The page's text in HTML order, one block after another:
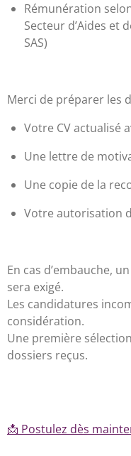
Rémunération
Secteur d’Aides et
SAS)
Merci de préparer les
Votre CV actualisé
Une lettre de
Une copie de la
Votre autorisation
En cas d’embauche,
sera exigé.
Les candidatures
considération.
Une première
dossiers reçus.
📩 Postulez dès